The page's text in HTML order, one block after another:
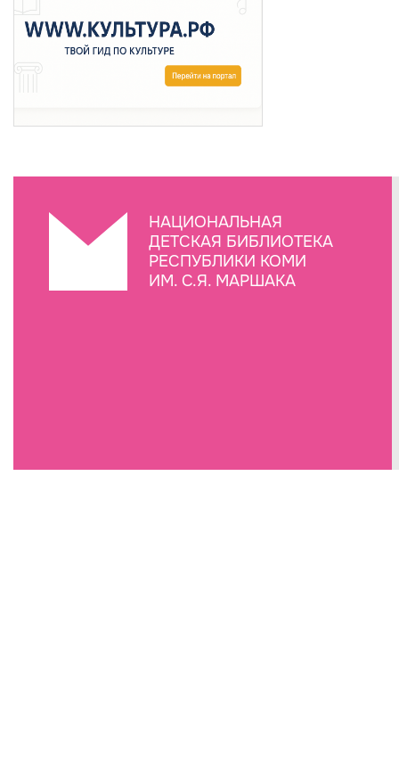
НАЦИОНАЛЬНАЯ
ДЕТСКАЯ БИБЛИОТЕКА
РЕСПУБЛИКИ КОМИ
ИМ. С.Я. МАРШАКА